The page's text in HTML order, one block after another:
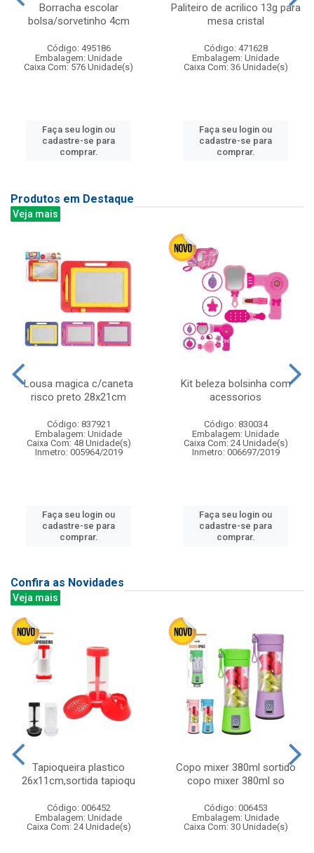
Borracha escolar
bolsa/sorvetinho 4cm
Código: 495186
Embalagem: Unidade
Caixa Com: 576 Unidade(s)
Faça seu login ou
cadastre-se para
comprar.
Paliteiro de acrilico 13g para
mesa cristal
Código: 471628
Embalagem: Unidade
Caixa Com: 36 Unidade(s)
Faça seu login ou
cadastre-se para
comprar.
Produtos em Destaque
Veja mais
Lousa magica c/caneta
risco preto 28x21cm
Código: 837921
Embalagem: Unidade
Caixa Com: 48 Unidade(s)
Inmetro: 005964/2019
Faça seu login ou
cadastre-se para
comprar.
Kit beleza bolsinha com
acessorios
Código: 830034
Embalagem: Unidade
Caixa Com: 24 Unidade(s)
Inmetro: 006697/2019
Faça seu login ou
cadastre-se para
comprar.
Confira as Novidades
Veja mais
Tapioqueira plastico
26x11cm,sortida tapioqu
Código: 006452
Embalagem: Unidade
Caixa Com: 24 Unidade(s)
Copo mixer 380ml sortido
copo mixer 380ml so
Código: 006453
Embalagem: Unidade
Caixa Com: 30 Unidade(s)